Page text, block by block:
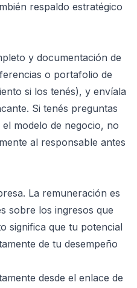
respaldo estratégico
y documentación de
o portafolio de
si los tenés), y envíala
Si tenés preguntas
modelo de negocio, no
al responsable antes
La remuneración es
sobre los ingresos que
significa que tu potencial
de tu desempeño
desde el enlace de